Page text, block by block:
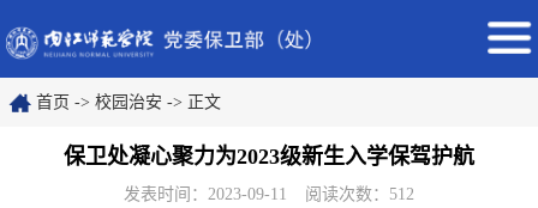
首页 -> 校园治安 -> 正文
保卫处凝心聚力为2023级新生入学保驾护航
发表时间：2023-09-11 阅读次数： 512